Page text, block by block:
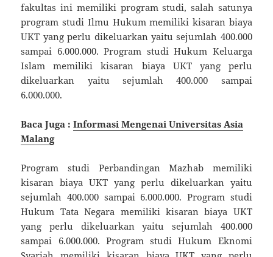
fakultas ini memiliki program studi, salah satunya
program studi Ilmu Hukum memiliki kisaran biaya
UKT yang perlu dikeluarkan yaitu sejumlah 400.000
sampai 6.000.000. Program studi Hukum Keluarga
Islam memiliki kisaran biaya UKT yang perlu
dikeluarkan yaitu sejumlah 400.000 sampai
6.000.000.
Baca Juga :Informasi Mengenai Universitas Asia
Malang
Program studi Perbandingan Mazhab memiliki
kisaran biaya UKT yang perlu dikeluarkan yaitu
sejumlah 400.000 sampai 6.000.000. Program studi
Hukum Tata Negara memiliki kisaran biaya UKT
yang perlu dikeluarkan yaitu sejumlah 400.000
sampai 6.000.000. Program studi Hukum Eknomi